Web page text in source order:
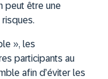
peut être une
», les
participants au
afin d’éviter les